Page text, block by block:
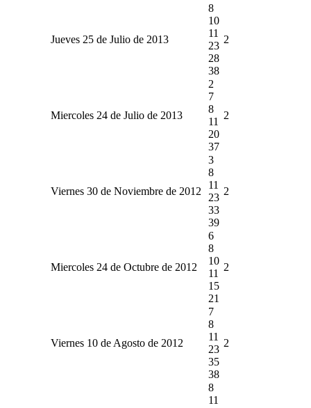
Jueves 25 de Julio de 2013
8
10
11
23
28
38
2
Miercoles 24 de Julio de 2013
2
7
8
11
20
37
2
Viernes 30 de Noviembre de 2012
3
8
11
23
33
39
2
Miercoles 24 de Octubre de 2012
6
8
10
11
15
21
2
Viernes 10 de Agosto de 2012
7
8
11
23
35
38
2
8
11